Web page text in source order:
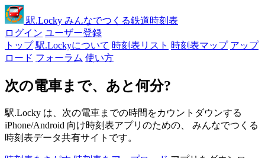
駅.Locky みんなでつくる鉄道時刻表
ログイン ユーザー登録
トップ 駅.Lockyについて 時刻表リスト 時刻表マップ アップ
ロード フォーラム 使い方
次の電車まで、あと何分?
駅.Locky は、次の電車までの時間をカウントダウンする
iPhone/Android 向け時刻表アプリのための、 みんなでつくる
時刻表データ共有サイトです。